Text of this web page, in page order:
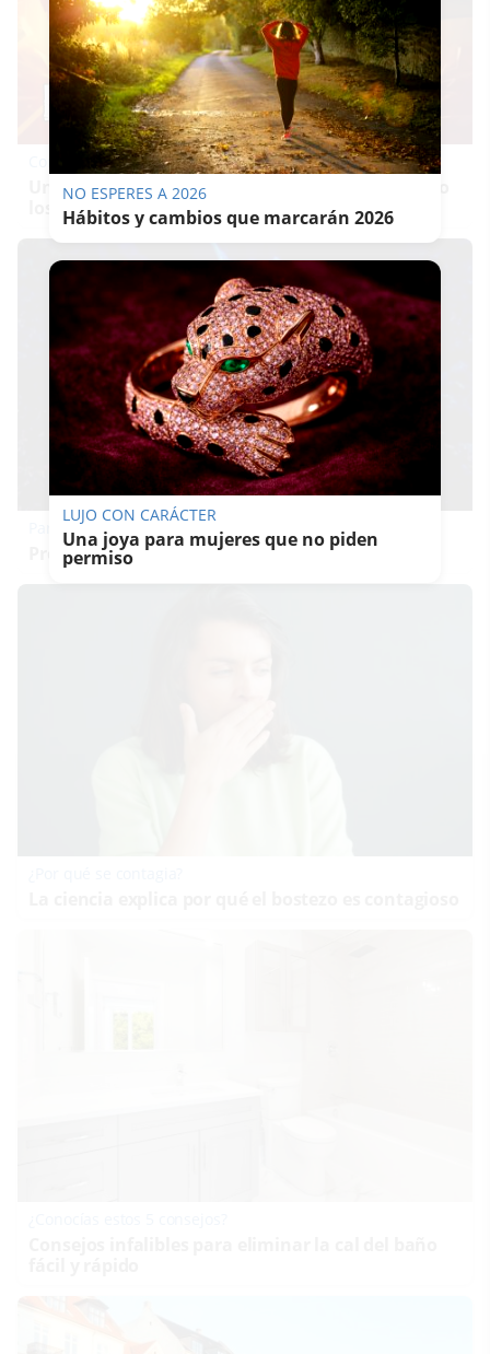
Corepunk MMORPG
Un verdadero MMORPG de la vieja escuela ¡Cómo
los de antes, pero mejor!
Parece ciencia ficción
Prepárate para alucinar con estas criaturas
NO ESPERES A 2026
Hábitos y cambios que marcarán 2026
LUJO CON CARÁCTER
Una joya para mujeres que no piden
permiso